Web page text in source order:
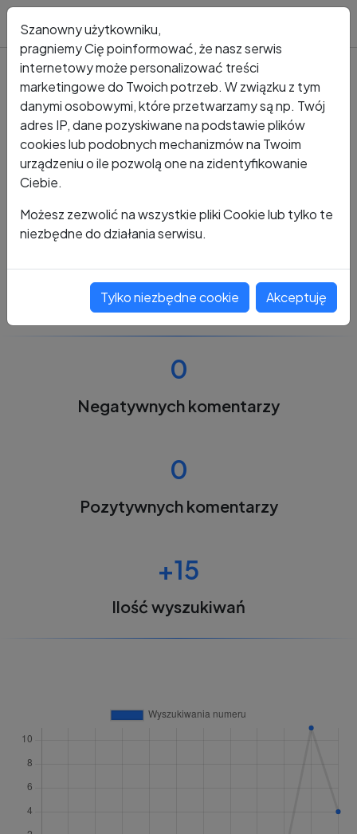
Kto dzwonił? Numer +48 515 813 079
+48 515 813 079
0
Negatywnych komentarzy
0
Pozytywnych komentarzy
+15
Ilość wyszukiwań
Szanowny użytkowniku,
pragniemy Cię poinformować, że nasz serwis
internetowy może personalizować treści
marketingowe do Twoich potrzeb. W związku z tym
danymi osobowymi, które przetwarzamy są np. Twój
adres IP, dane pozyskiwane na podstawie plików
cookies lub podobnych mechanizmów na Twoim
urządzeniu o ile pozwolą one na zidentyfikowanie
Ciebie.
Możesz zezwolić na wszystkie pliki Cookie lub tylko te
niezbędne do działania serwisu.
Tylko niezbędne cookie Akceptuję